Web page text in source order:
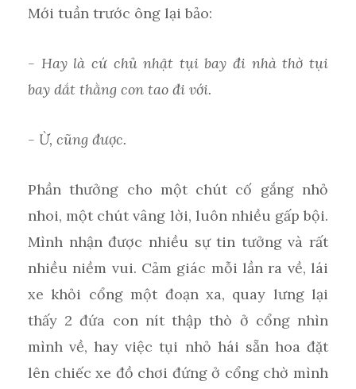
Mới tuần trước ông lại bảo:
- Hay là cứ chủ nhật tụi bay đi nhà thờ tụi
bay dắt thằng con tao đi với.
- Ừ, cũng được.
Phần thưởng cho một chút cố gắng nhỏ
nhoi, một chút vâng lời, luôn nhiều gấp bội.
Mình nhận được nhiều sự tin tưởng và rất
nhiều niềm vui. Cảm giác mỗi lần ra về, lái
xe khỏi cổng một đoạn xa, quay lưng lại
thấy 2 đứa con nít thập thò ở cổng nhìn
mình về, hay việc tụi nhỏ hái sẵn hoa đặt
lên chiếc xe đồ chơi đứng ở cổng chờ mình